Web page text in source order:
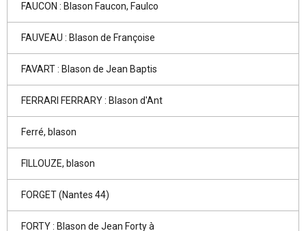
FAUCON : Blason Faucon, Faulco
FAUVEAU : Blason de Françoise
FAVART : Blason de Jean Baptis
FERRARI FERRARY : Blason d'Ant
Ferré, blason
FILLOUZE, blason
FORGET (Nantes 44)
FORTY : Blason de Jean Forty à